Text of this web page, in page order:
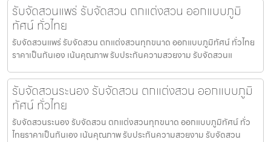
รับจัดสวนแพร่ รับจัดสวน ตกแต่งสวน ออกแบบภูมิ
ทัศน์ ทั่วไทย
รับจัดสวนแพร่ รับจัดสวน ตกแต่งสวนทุกขนาด ออกแบบภูมิทัศน์ ทั่วไทย
ราคาเป็นกันเอง เน้นคุณภาพ รับประกันความสวยงาม รับจัดสวนแ
รับจัดสวนระนอง รับจัดสวน ตกแต่งสวน ออกแบบภูมิ
ทัศน์ ทั่วไทย
รับจัดสวนระนอง รับจัดสวน ตกแต่งสวนทุกขนาด ออกแบบภูมิทัศน์ ทั่ว
ไทยราคาเป็นกันเอง เน้นคุณภาพ รับประกันความสวยงาม รับจัดสวน